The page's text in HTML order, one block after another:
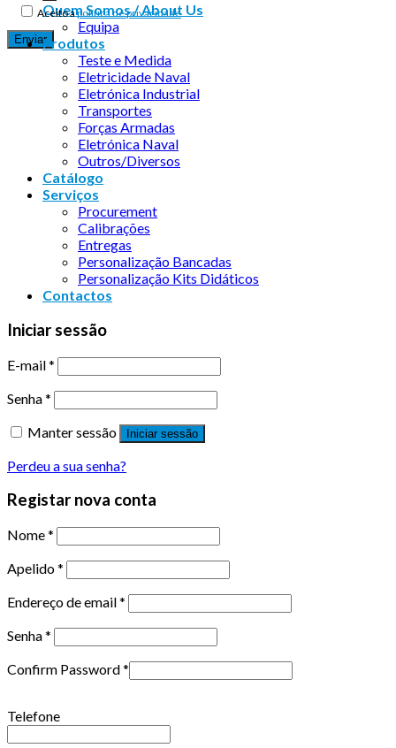
Aceito apolítica de privacidade
Quem Somos / About Us
Equipa
Produtos
Teste e Medida
Eletricidade Naval
Eletrónica Industrial
Transportes
Forças Armadas
Eletrónica Naval
Outros/Diversos
Catálogo
Serviços
Procurement
Calibrações
Entregas
Personalização Bancadas
Personalização Kits Didáticos
Contactos
Iniciar sessão
E-mail*
Senha*
Manter sessão
Iniciar sessão
Perdeu a sua senha?
Registar nova conta
Nome*
Apelido*
Endereço de email*
Senha*
Confirm Password*
Telefone